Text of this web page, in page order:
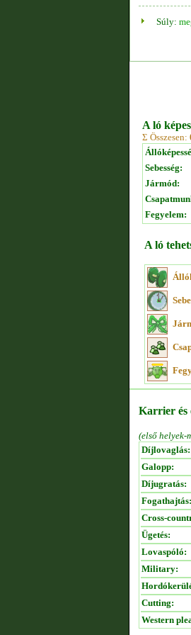
Súly:
A ló
Σ Összesen:
Sebesség:
Jármód:
Fegyelem:
A ló
Karrier és
(első helyek-
Díjlovaglás:
Galopp:
Díjugratás:
Fogathajtás:
Cross-
Ügetés:
Lovaspóló:
Military:
Cutting:
Western